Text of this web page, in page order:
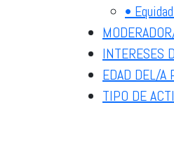
•
INTERESES
EDAD DEL/A
TIPO DE